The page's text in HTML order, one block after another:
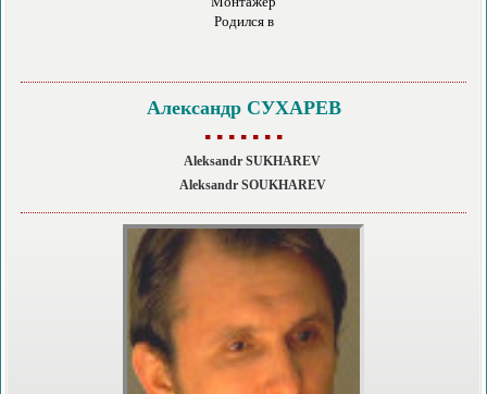
Родился в
Александр СУХАРЕВ
▪ ▪ ▪ ▪ ▪ ▪ ▪
Aleksandr SUKHAREV
Aleksandr SOUKHAREV